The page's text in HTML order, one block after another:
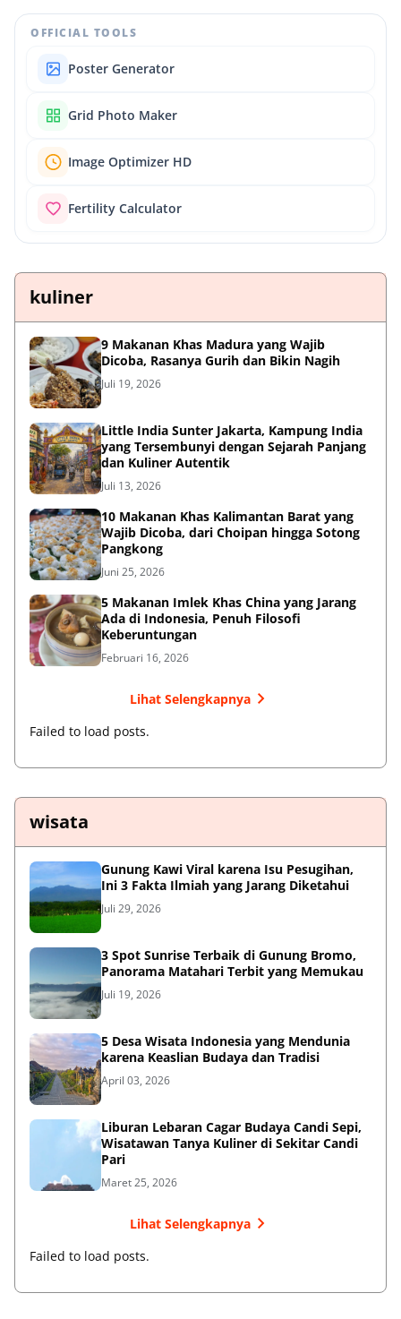
OFFICIAL TOOLS
Poster Generator
Grid Photo Maker
Image Optimizer HD
Fertility Calculator
kuliner
9 Makanan Khas Madura yang Wajib
Dicoba, Rasanya Gurih dan Bikin Nagih
Juli 19, 2026
Little India Sunter Jakarta, Kampung India
yang Tersembunyi dengan Sejarah Panjang
dan Kuliner Autentik
Juli 13, 2026
10 Makanan Khas Kalimantan Barat yang
Wajib Dicoba, dari Choipan hingga Sotong
Pangkong
Juni 25, 2026
5 Makanan Imlek Khas China yang Jarang
Ada di Indonesia, Penuh Filosofi
Keberuntungan
Februari 16, 2026
Lihat Selengkapnya
Failed to load posts.
wisata
Gunung Kawi Viral karena Isu Pesugihan,
Ini 3 Fakta Ilmiah yang Jarang Diketahui
Juli 29, 2026
3 Spot Sunrise Terbaik di Gunung Bromo,
Panorama Matahari Terbit yang Memukau
Juli 19, 2026
5 Desa Wisata Indonesia yang Mendunia
karena Keaslian Budaya dan Tradisi
April 03, 2026
Liburan Lebaran Cagar Budaya Candi Sepi,
Wisatawan Tanya Kuliner di Sekitar Candi
Pari
Maret 25, 2026
Lihat Selengkapnya
Failed to load posts.